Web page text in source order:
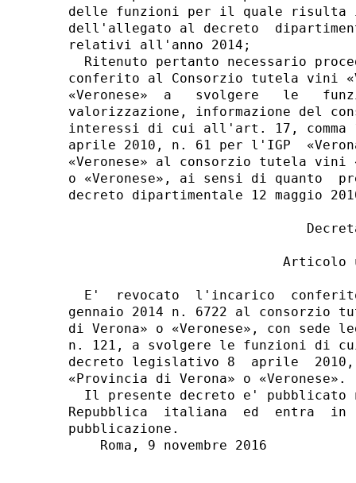
delle funzioni per il quale
dell'allegato al decreto
relativi all'anno 2014;
Ritenuto pertanto necessario
conferito al Consorzio tutela vini
«Veronese»  a   svolgere   le
valorizzazione, informazione del
interessi di cui all'art. 17,
aprile 2010, n. 61 per l'IGP
«Veronese» al consorzio tutela vini
o «Veronese», ai sensi di
decreto dipartimentale 12 maggio
E'  revocato  l'incarico
gennaio 2014 n. 6722 al consorzio
di Verona» o «Veronese», con sede
n. 121, a svolgere le funzioni di
decreto legislativo 8  aprile
«Provincia di Verona» o «Veronese».
Il presente decreto e' pubblicato
Repubblica  italiana  ed  entra
pubblicazione.
    Roma, 9 novembre 2016